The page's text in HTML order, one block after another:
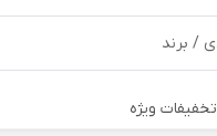
تخفیفات ویژه